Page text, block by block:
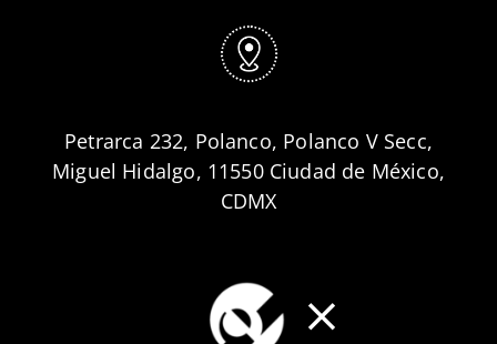
Petrarca 232, Polanco, Polanco V Secc,
Miguel Hidalgo, 11550 Ciudad de México,
CDMX